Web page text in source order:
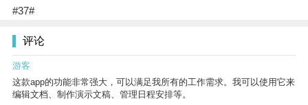
#37#
评论
游客
这款app的功能非常强大，可以满足我所有的工作需求。我可以使用它来
编辑文档、制作演示文稿、管理日程安排等。